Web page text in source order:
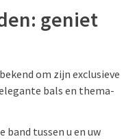
geniet
om zijn exclusieve
bals en thema-
tussen u en uw